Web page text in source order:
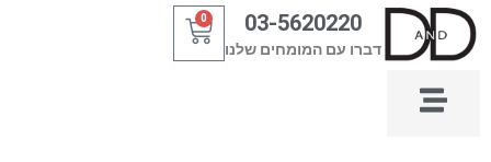
דילוג
לתוכן
03-5620220
דברו עם המומחים שלנו
0
עגלת
קניות